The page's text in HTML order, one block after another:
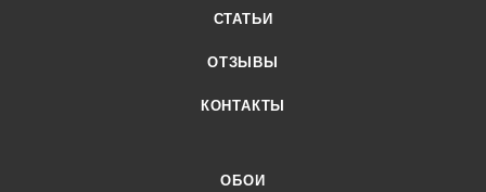
СТАТЬИ
ОТЗЫВЫ
КОНТАКТЫ
ОБОИ